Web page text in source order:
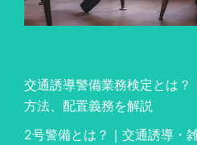
交通誘導警備業務検定とは
方法、配置義務を解説
2号警備とは？｜交通誘導・